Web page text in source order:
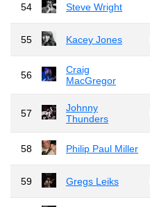
54 Steve Wright
55 Kacey Jones
56
Craig
MacGregor
57
Johnny
Thunders
58 Philip Paul Miller
59 Gregs Leiks